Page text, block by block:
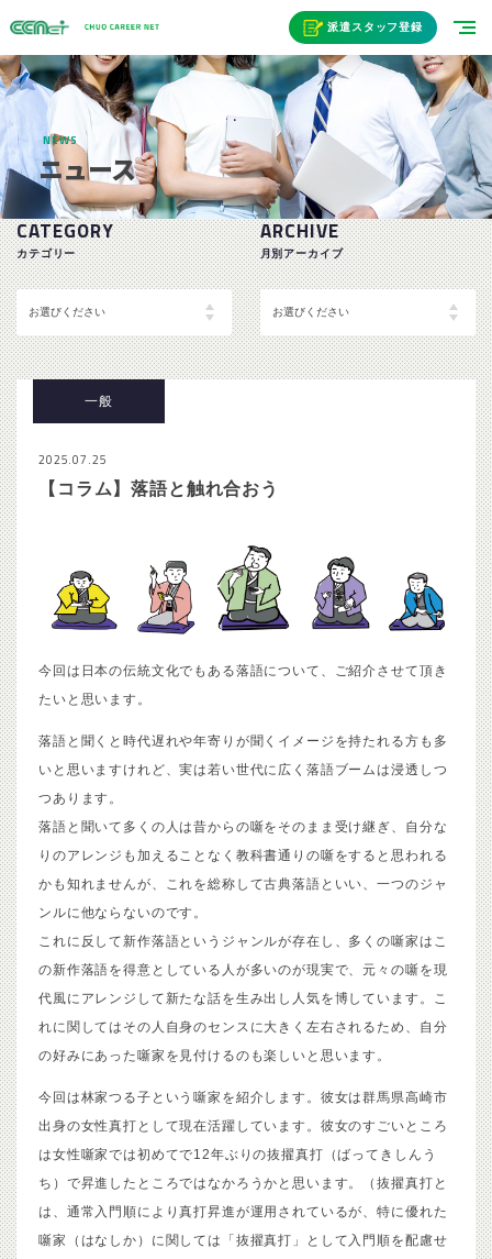
派遣スタッフ登録
NEWS
ニュース
CATEGORY
カテゴリー
ARCHIVE
月別アーカイブ
一般
2025.07.25
【コラム】落語と触れ合おう
今回は日本の伝統文化でもある落語について、ご紹介させて頂き
たいと思います。
落語と聞くと時代遅れや年寄りが聞くイメージを持たれる方も多
いと思いますけれど、実は若い世代に広く落語ブームは浸透しつ
つあります。
落語と聞いて多くの人は昔からの噺をそのまま受け継ぎ、自分な
りのアレンジも加えることなく教科書通りの噺をすると思われる
かも知れませんが、これを総称して古典落語といい、一つのジャ
ンルに他ならないのです。
これに反して新作落語というジャンルが存在し、多くの噺家はこ
の新作落語を得意としている人が多いのが現実で、元々の噺を現
代風にアレンジして新たな話を生み出し人気を博しています。こ
れに関してはその人自身のセンスに大きく左右されるため、自分
の好みにあった噺家を見付けるのも楽しいと思います。
今回は林家つる子という噺家を紹介します。彼女は群馬県高崎市
出身の女性真打として現在活躍しています。彼女のすごいところ
は女性噺家では初めてで12年ぶりの抜擢真打（ばってきしんう
ち）で昇進したところではなかろうかと思います。（抜擢真打と
は、通常入門順により真打昇進が運用されているが、特に優れた
噺家（はなしか）に関しては「抜擢真打」として入門順を配慮せ